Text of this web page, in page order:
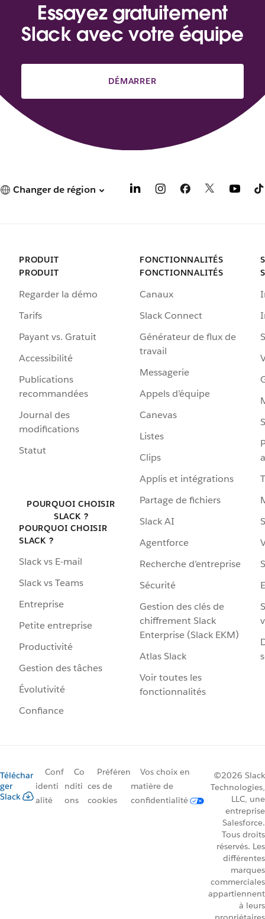
Essayez gratuitement
Slack avec votre équipe
DÉMARRER
Changer de région
PRODUIT
PRODUIT
Regarder la démo
Tarifs
Payant vs. Gratuit
Accessibilité
Publications
recommandées
Journal des
modifications
Statut
POURQUOI CHOISIR
SLACK ?
POURQUOI CHOISIR
SLACK ?
Slack vs E-mail
Slack vs Teams
Entreprise
Petite entreprise
Productivité
Gestion des tâches
Évolutivité
Confiance
FONCTIONNALITÉS
FONCTIONNALITÉS
Canaux
Slack Connect
Générateur de flux de
travail
Messagerie
Appels d’équipe
Canevas
Listes
Clips
Applis et intégrations
Partage de fichiers
Slack AI
Agentforce
Recherche d’entreprise
Sécurité
Gestion des clés de
chiffrement Slack
Enterprise (Slack EKM)
Atlas Slack
Voir toutes les
fonctionnalités
Téléchar
ger
Slack
Conf
identi
alité
Co
nditi
ons
Préféren
ces de
cookies
Vos choix en
matière de
confidentialité
©2026 Slack
Technologies,
LLC, une
entreprise
Salesforce.
Tous droits
réservés. Les
différentes
marques
commerciales
appartiennent
à leurs